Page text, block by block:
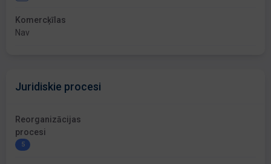
Komercķīlas
Nav
Juridiskie procesi
Reorganizācijas
procesi
5